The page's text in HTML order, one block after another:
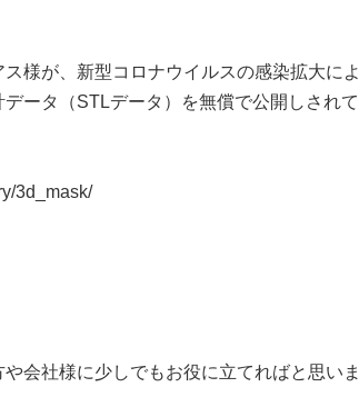
様が、新型コロナウイルスの感染拡大によ
ータ（STLデータ）を無償で公開しされて
3d_mask/
会社様に少しでもお役に立てればと思いま